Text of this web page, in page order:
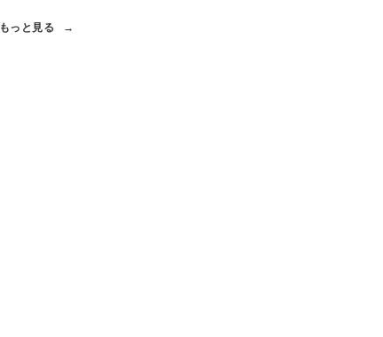
もっと見る